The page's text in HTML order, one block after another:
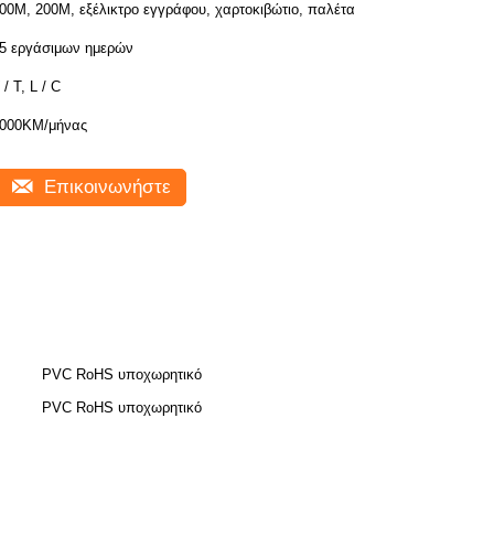
200M, εξέλικτρο εγγράφου, χαρτοκιβώτιο, παλέτα
εργάσιμων ημερών
/ T, L / C
μήνας
Επικοινωνήστε
PVC RoHS υποχωρητικό
PVC RoHS υποχωρητικό